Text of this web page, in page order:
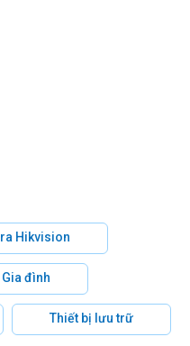
Hikvision
đình
Thiết bị lưu trữ